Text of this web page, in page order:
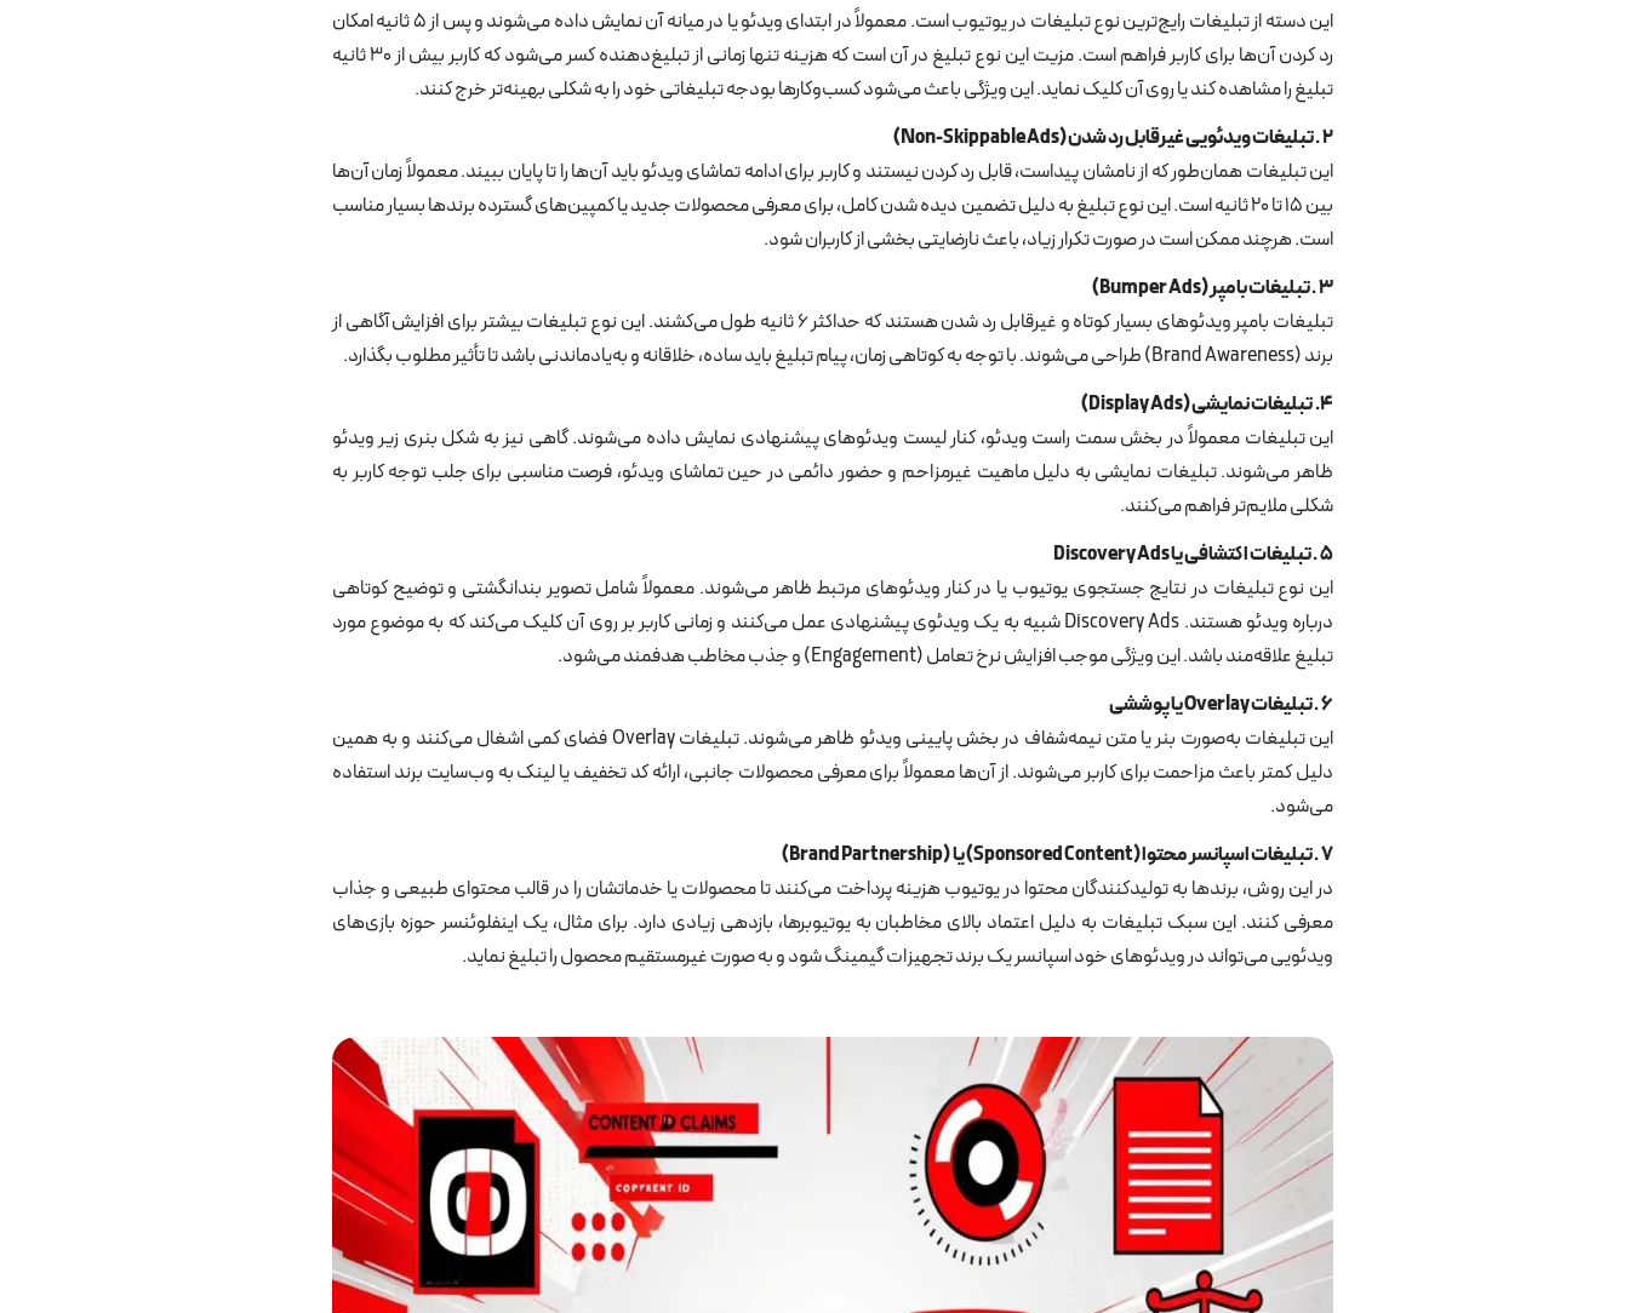
این دسته از تبلیغات رایج‌ترین نوع تبلیغات در یوتیوب است. معمولاً در ابتدای ویدئو یا در میانه آن نمایش داده می‌شوند و پس از ۵ ثانیه امکان
رد کردن آن‌ها برای کاربر فراهم است. مزیت این نوع تبلیغ در آن است که هزینه تنها زمانی از تبلیغ‌دهنده کسر می‌شود که کاربر بیش از ۳۰ ثانیه
تبلیغ را مشاهده کند یا روی آن کلیک نماید. این ویژگی باعث می‌شود کسب‌وکارها بودجه تبلیغاتی خود را به شکلی بهینه‌تر خرج کنند.
۲.تبلیغات ویدئویی غیرقابل رد شدن(Non-Skippable Ads)
این تبلیغات همان‌طور که از نامشان پیداست، قابل رد کردن نیستند و کاربر برای ادامه تماشای ویدئو باید آن‌ها را تا پایان ببیند. معمولاً زمان آن‌ها
بین ۱۵ تا ۲۰ ثانیه است. این نوع تبلیغ به دلیل تضمین دیده شدن کامل، برای معرفی محصولات جدید یا کمپین‌های گسترده برندها بسیار مناسب
است. هرچند ممکن است در صورت تکرار زیاد، باعث نارضایتی بخشی از کاربران شود.
۳.تبلیغات بامپر(Bumper Ads)
تبلیغات بامپر ویدئوهای بسیار کوتاه و غیرقابل رد شدن هستند که حداکثر ۶ ثانیه طول می‌کشند. این نوع تبلیغات بیشتر برای افزایش آگاهی از
برند (Brand Awareness) طراحی می‌شوند. با توجه به کوتاهی زمان، پیام تبلیغ باید ساده، خلاقانه و به‌یادماندنی باشد تا تأثیر مطلوب بگذارد.
۴.تبلیغات نمایشی(Display Ads)
این تبلیغات معمولاً در بخش سمت راست ویدئو، کنار لیست ویدئوهای پیشنهادی نمایش داده می‌شوند. گاهی نیز به شکل بنری زیر ویدئو
ظاهر می‌شوند. تبلیغات نمایشی به دلیل ماهیت غیرمزاحم و حضور دائمی در حین تماشای ویدئو، فرصت مناسبی برای جلب توجه کاربر به
شکلی ملایم‌تر فراهم می‌کنند.
۵.تبلیغات اکتشافی یا
این نوع تبلیغات در نتایج جستجوی یوتیوب یا در کنار ویدئوهای مرتبط ظاهر می‌شوند. معمولاً شامل تصویر بندانگشتی و توضیح کوتاهی
درباره ویدئو هستند. Discovery Ads شبیه به یک ویدئوی پیشنهادی عمل می‌کنند و زمانی کاربر بر روی آن کلیک می‌کند که به موضوع مورد
تبلیغ علاقه‌مند باشد. این ویژگی موجب افزایش نرخ تعامل (Engagement) و جذب مخاطب هدفمند می‌شود.
۶.تبلیغات
یا پوششی
این تبلیغات به‌صورت بنر یا متن نیمه‌شفاف در بخش پایینی ویدئو ظاهر می‌شوند. تبلیغات Overlay فضای کمی اشغال می‌کنند و به همین
دلیل کمتر باعث مزاحمت برای کاربر می‌شوند. از آن‌ها معمولاً برای معرفی محصولات جانبی، ارائه کد تخفیف یا لینک به وب‌سایت برند استفاده
می‌شود.
۷.تبلیغات اسپانسر محتوا(Sponsored Content) یا(Brand Partnership)
در این روش، برندها به تولیدکنندگان محتوا در یوتیوب هزینه پرداخت می‌کنند تا محصولات یا خدماتشان را در قالب محتوای طبیعی و جذاب
معرفی کنند. این سبک تبلیغات به دلیل اعتماد بالای مخاطبان به یوتیوبرها، بازدهی زیادی دارد. برای مثال، یک اینفلوئنسر حوزه بازی‌های
ویدئویی می‌تواند در ویدئوهای خود اسپانسر یک برند تجهیزات گیمینگ شود و به صورت غیرمستقیم محصول را تبلیغ نماید.